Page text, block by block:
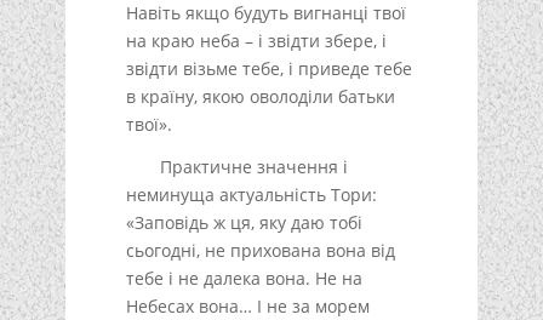
Навіть якщо будуть вигнанці твої
на краю неба – і звідти збере, і
звідти візьме тебе, і приведе тебе
в країну, якою оволоділи батьки
твої».
Практичне значення і
неминуща актуальність Тори:
«Заповідь ж ця, яку даю тобі
сьогодні, не прихована вона від
тебе і не далека вона. Не на
Небесах вона… І не за морем